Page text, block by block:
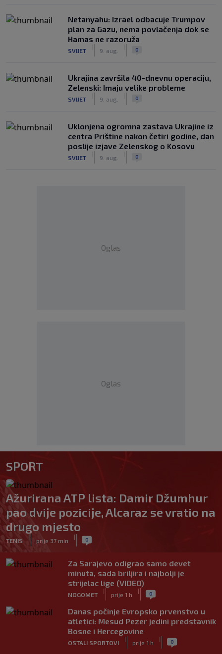
Netanyahu: Izrael odbacuje Trumpov
plan za Gazu, nema povlačenja dok se
Hamas ne razoruža
SVIJET 9. aug. 0
Ukrajina završila 40-dnevnu operaciju,
Zelenski: Imaju velike probleme
SVIJET 9. aug. 0
Uklonjena ogromna zastava Ukrajine iz
centra Prištine nakon četiri godine, dan
poslije izjave Zelenskog o Kosovu
SVIJET 9. aug. 0
Oglas
Oglas
SPORT
Ažurirana ATP lista: Damir Džumhur
pao dvije pozicije, Alcaraz se vratio na
drugo mjesto
TENIS
|
prije 37 min
| 0
Za Sarajevo odigrao samo devet
minuta, sada briljira i najbolji je
strijelac lige (VIDEO)
NOGOMET
|
prije 1 h
| 0
Danas počinje Evropsko prvenstvo u
atletici: Mesud Pezer jedini predstavnik
Bosne i Hercegovine
OSTALI SPORTOVI
|
prije 1 h
| 0